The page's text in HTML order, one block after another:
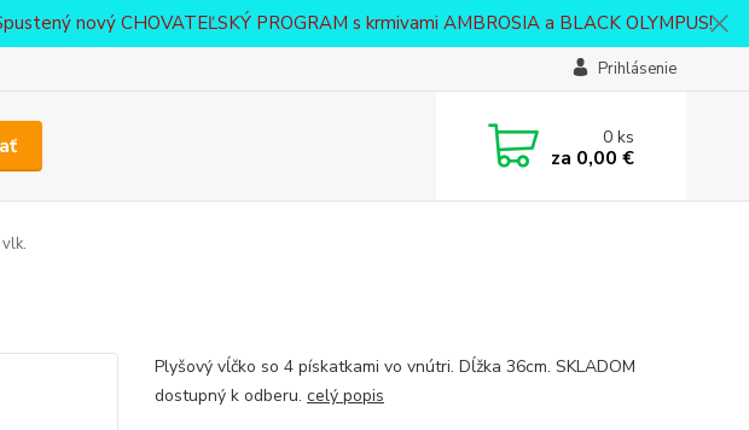
nový CHOVATEĽSKÝ PROGRAM s krmivami AMBROSIA a BLACK OLYMPUS!
Prihlásenie
0ks
za 0,00 €
Plyšový vĺčko so 4 pískatkami vo vnútri. Dĺžka 36cm. SKLADOM
dostupný k odberu. celý popis